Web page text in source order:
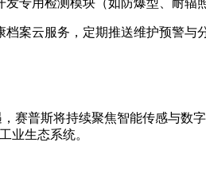
档案云服务，定期推送维护预警与
赛普斯将持续聚焦智能传感与数
业生态系统。